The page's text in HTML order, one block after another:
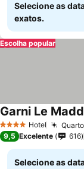
Selecione as
exatos.
Escolha popular
4 EstrelasHotel
Garni Le
9,5 Excelente 616
Selecione as